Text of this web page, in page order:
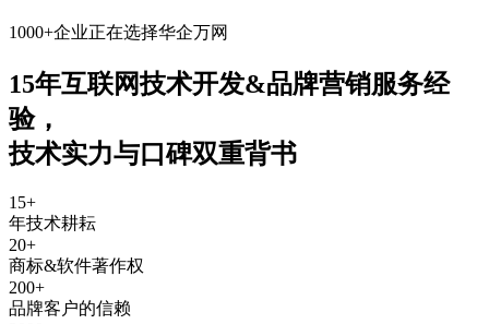
1000+企业正在选择华企万网
15年互联网技术开发&品牌营销服务经
验，
技术实力与口碑双重背书
15+
年技术耕耘
20+
商标&软件著作权
200+
品牌客户的信赖